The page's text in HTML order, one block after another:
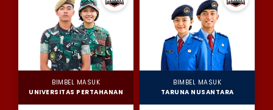
BIMBEL MASUK
UNIVERSITAS PERTAHANAN
BIMBEL MASUK
TARUNA NUSANTARA